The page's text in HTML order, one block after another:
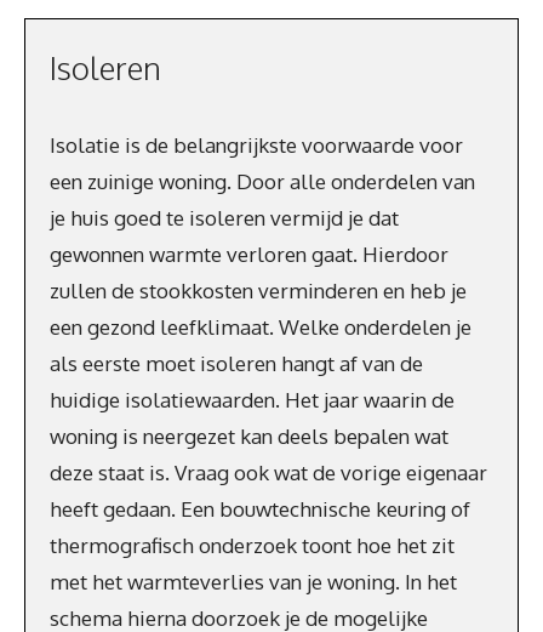
Isoleren
Isolatie is de belangrijkste voorwaarde voor
een zuinige woning. Door alle onderdelen van
je huis goed te isoleren vermijd je dat
gewonnen warmte verloren gaat. Hierdoor
zullen de stookkosten verminderen en heb je
een gezond leefklimaat. Welke onderdelen je
als eerste moet isoleren hangt af van de
huidige isolatiewaarden. Het jaar waarin de
woning is neergezet kan deels bepalen wat
deze staat is. Vraag ook wat de vorige eigenaar
heeft gedaan. Een bouwtechnische keuring of
thermografisch onderzoek toont hoe het zit
met het warmteverlies van je woning. In het
schema hierna doorzoek je de mogelijke